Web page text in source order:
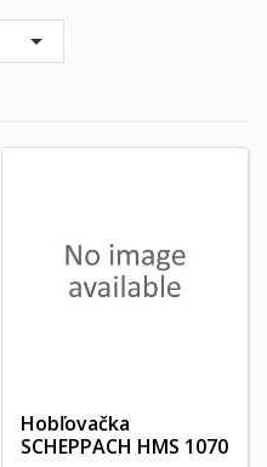

Hobľovačka
SCHEPPACH HMS 1070